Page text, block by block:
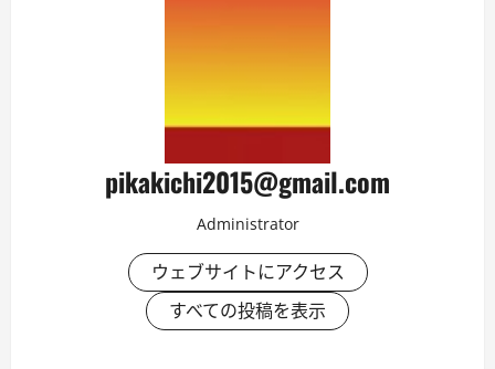
pikakichi2015@gmail.com
Administrator
ウェブサイトにアクセス
すべての投稿を表示